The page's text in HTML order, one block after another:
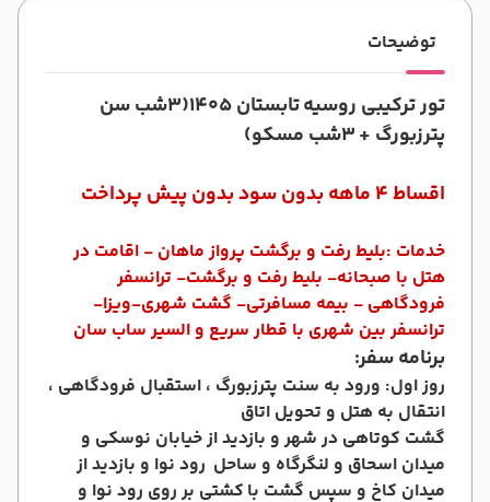
توضیحات
تور ترکیبی روسیهتابستان 1405 ( 3شب سن
پترزبورگ +3شب مسکو)
اقساط 4 ماهه بدون سود بدون پیش پرداخت
خدمات :بلیط رفت و برگشت پرواز ماهان - اقامت در
هتل با صبحانه- بلیط رفت و برگشت- ترانسفر
فرودگاهی - بیمه مسافرتی- گشت شهری-ویزا-
ترانسفر بین شهری با قطار سریع و السیر ساب سان
برنامه سفر:
روز اول: ورود به سنت پترزبورگ ، استقبال فرودگاهی ،
انتقال به هتل و تحویل اتاق
گشت کوتاهی در شهر و بازدید از خیابان نوسکی و
میدان اسحاق و لنگرگاه و ساحل رود نوا و بازدید از
میدان کاخ و سپس گشت با کشتی بر روی رود نوا و